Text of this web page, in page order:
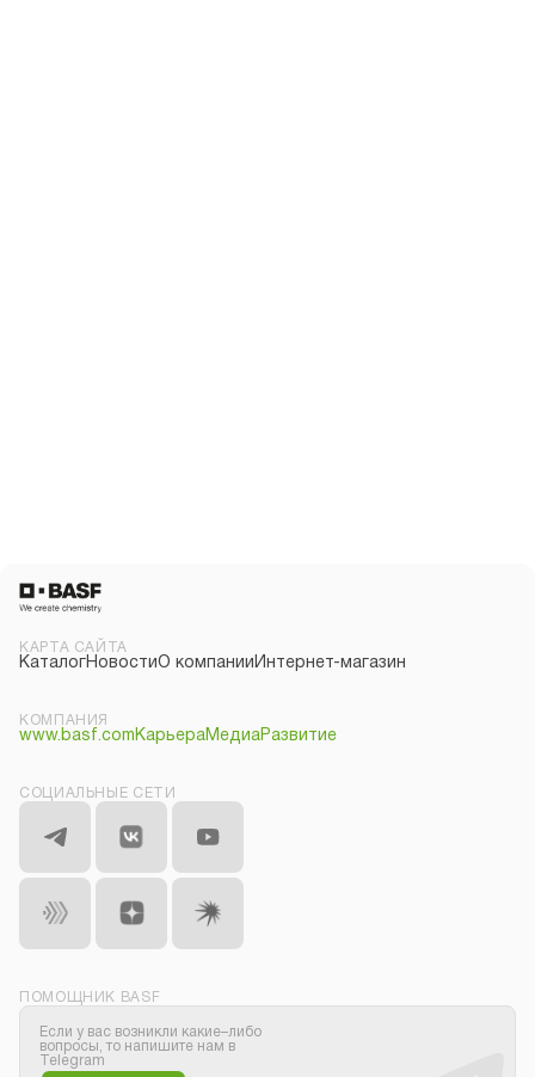
КАРТА САЙТА
КаталогНовостиО компании Интернет-магазин
КОМПАНИЯ
www.basf.com КарьераМедиаРазвитие
СОЦИАЛЬНЫЕ СЕТИ
ПОМОЩНИК BASF
Если у вас возникли какие–либо
вопросы, то напишите нам в
Telegram